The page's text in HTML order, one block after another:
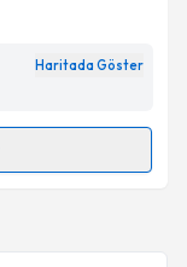
Haritada Göster